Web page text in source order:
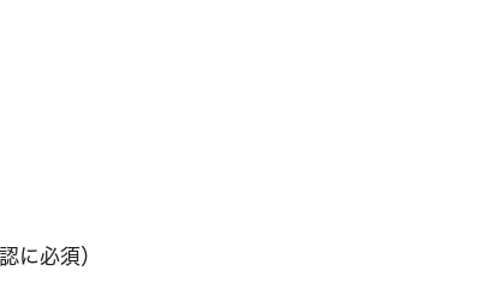
に必須）